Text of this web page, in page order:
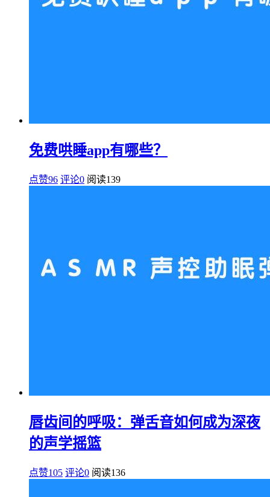
免费哄睡app有哪些？
点赞96 评论0 阅读139
唇齿间的呼吸：弹舌音如何成为深夜
的声学摇篮
点赞105 评论0 阅读136